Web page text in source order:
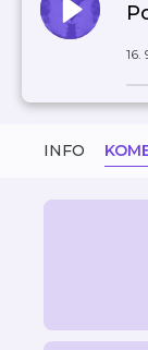
16.
INFO